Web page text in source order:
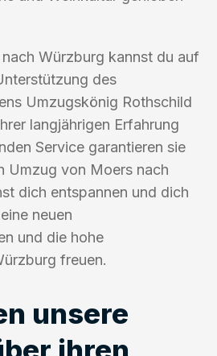
Würzburg kannst du auf
des
Umzugskönig Rothschild
langjährigen Erfahrung
Service garantieren sie
Umzug von Moers nach
dich entspannen und dich
neuen
und die hohe
freuen.
unsere